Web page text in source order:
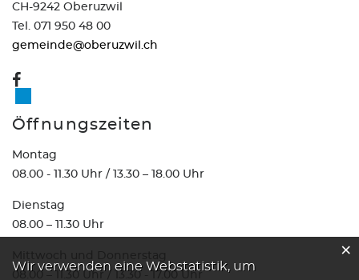
CH-9242 Oberuzwil
Tel. 071 950 48 00
gemeinde@oberuzwil.ch
Öffnungszeiten
Montag
08.00 - 11.30 Uhr / 13.30 – 18.00 Uhr
Dienstag
08.00 – 11.30 Uhr
08.00 – 11.30 Uhr / 13.30 - 17.00 Uhr
Webstatistik
Wir verwenden eine Webstatistik, um
×